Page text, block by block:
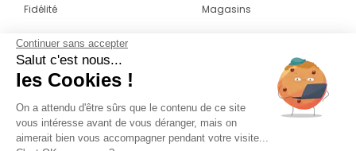
Fidélité
Magasins
CONTACT
04 42 20 78 42
Du lundi au jeudi de 8h30 à 16h30 & le
vendredi de 8h30 à 15h30
Continuer sans accepter
Salut c'est nous...
les Cookies !
On a attendu d'être sûrs que le contenu de ce site
vous intéresse avant de vous déranger, mais on
aimerait bien vous accompagner pendant votre visite...